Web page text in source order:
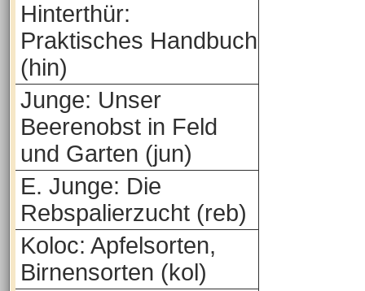
Hinterthür:
Praktisches Handbuch
(hin)
Junge: Unser
Beerenobst in Feld
und Garten (jun)
E. Junge: Die
Rebspalierzucht (reb)
Koloc: Apfelsorten,
Birnensorten (kol)